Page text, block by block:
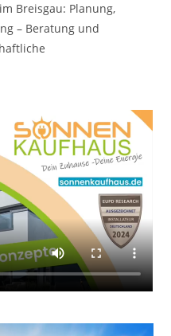
Breisgau: Planung,
– Beratung und